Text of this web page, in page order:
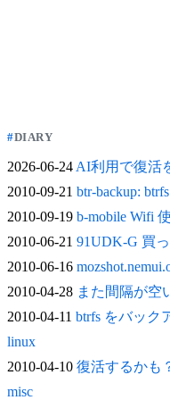
DIARY
2026-06-24AI利用で復活
2010-09-21 btr-backup:
2010-09-19 b-mobile Wifi
2010-06-21 91UDK-G 買
2010-06-16
2010-04-28 また間隔が
2010-04-11 btrfs をバック
linux
2010-04-10 復活するかも
misc